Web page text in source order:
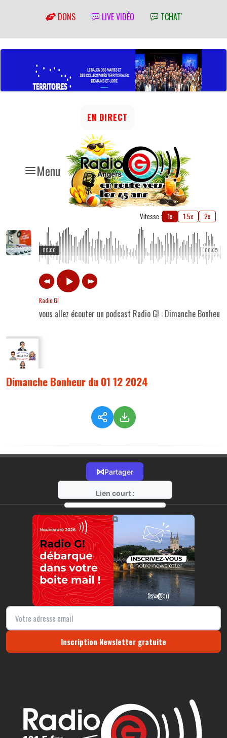
DONS LIVE VIDÉO TCHAT'
Menu
EN DIRECT
Vitesse : 1x 1.5x 2x
00:05
00:00
Radio G!
vous allez écouter un podcast Radio G! : Dimanche
Dimanche Bonheur du 01 12 2024
⋈Partager
Lien court :
https://radio-g.fr?16119
⧉
Inscription Newsletter gratuite